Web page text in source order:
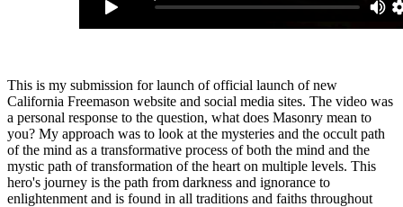
This is my submission for launch of official launch of new
California Freemason website and social media sites. The video was
a personal response to the question, what does Masonry mean to
you? My approach was to look at the mysteries and the occult path
of the mind as a transformative process of both the mind and the
mystic path of transformation of the heart on multiple levels. This
hero's journey is the path from darkness and ignorance to
enlightenment and is found in all traditions and faiths throughout